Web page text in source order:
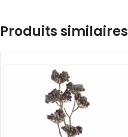
Produits similaires